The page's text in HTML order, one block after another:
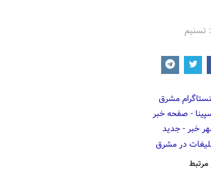
تسنیم
مرتبط